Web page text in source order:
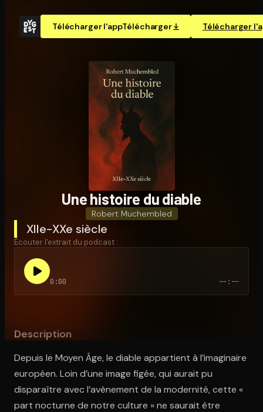
Télécharger l'appTélécharger Télécharger
Une histoire du diable
Robert Muchembled
XIIe-XXe siècle
Écouter l'extrait du podcast :
0:00 --:--
Description
Depuis le Moyen Âge, le diable appartient à l’imaginaire
européen. Loin d’une image figée, qui aurait pu
disparaître avec l’avènement de la modernité, cette «
part nocturne de notre culture » ne saurait être